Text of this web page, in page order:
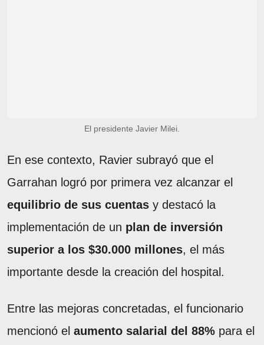
El presidente Javier Milei.
En ese contexto, Ravier subrayó que el
Garrahan logró por primera vez alcanzar el
equilibrio de sus cuentas y destacó la
implementación de un plan de inversión
superior a los $30.000 millones, el más
importante desde la creación del hospital.
Entre las mejoras concretadas, el funcionario
mencionó el aumento salarial del 88% para el